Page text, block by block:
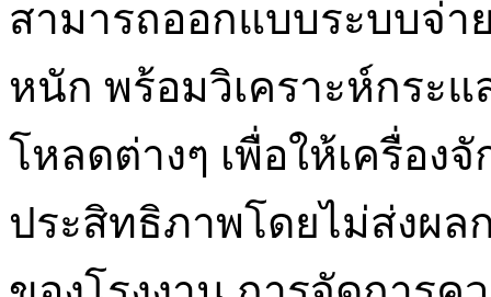
สามารถออกแบบระบบจ่า
หนัก พร้อมวิเคราะห์กระแ
โหลดต่างๆ เพื่อให้เครื่อง
ประสิทธิภาพโดยไม่ส่งผ